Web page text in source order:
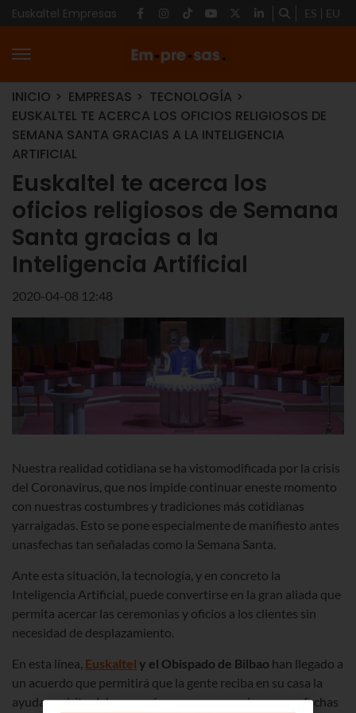
Euskaltel Empresas ES EU
INICIO EMPRESAS
TECNOLOGÍA
EUSKALTEL TE ACERCA LOS OFICIOS RELIGIOSOS DE
SEMANA SANTA GRACIAS A LA INTELIGENCIA
ARTIFICIAL
Euskaltel te acerca los
oficios religiosos de Semana
Santa gracias a la
Inteligencia Artificial
2020-04-08 12:48
Nuestra realidad cotidiana se ha vistomodificada por la crisis
del Coronavirus, que nos impide continuar eneste momento
con nuestras costumbres y tradiciones más cotidianas
yarraigadas. Esto se pone especialmente de manifiesto antes
unasfechas tan señaladas como la Semana Santa.
Ante esta situación, la tecnología, y en concreto la
Inteligencia Artificial, puede convertirse en la gran aliada que
permita acercar las ceremonias y oficios a los clientes sin
necesidad de desplazamiento.
En esta línea, Euskaltel y el Obispado de Bilbao han llegado a
un acuerdo que permitirá que la gente reciba en su casa la
ayuda espiritual de cercanía con su parroquia en unas fechas